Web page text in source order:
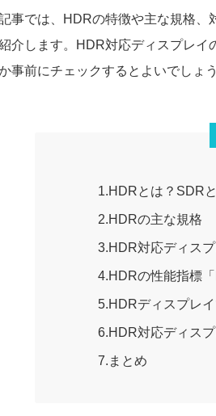
事では、HDRの特徴や主な規格
紹介します。HDR対応ディスプレ
事前にチェックするとよいでしょう
1.HDRとは？SDR
2.HDRの主な規格
3.HDR対応ディス
4.HDRの性能指標
5.HDRディスプレ
6.HDR対応ディス
7.まとめ